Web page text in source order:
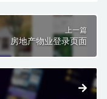
上一篇
房地产物业登录页面